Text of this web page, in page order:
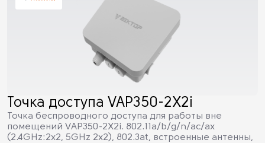
Точка доступа VAP350-2X2i
Точка беспроводного доступа для работы вне
помещений VAP350-2X2i. 802.11a/b/g/n/ac/ax
(2.4GHz:2х2, 5GHz 2x2), 802.3at, встроенные антенны,